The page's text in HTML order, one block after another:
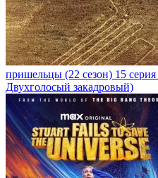
пришельцы (22 сезон) 15 серия
Двухголосый закадровый)